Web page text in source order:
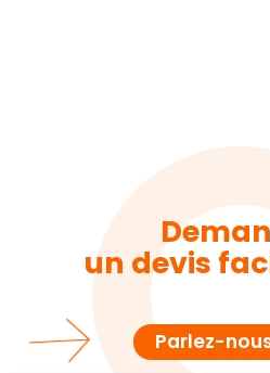
un devis
Parlez-